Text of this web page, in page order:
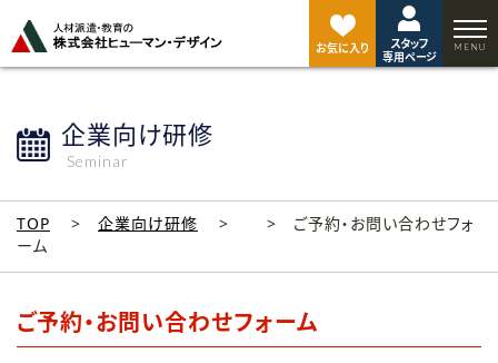
お気に入り
スタッフ
専用ページ
企業向け研修
Seminar
TOP 企業向け研修
ご予約・お問い合わせフォ
ーム
ご予約・お問い合わせフォーム
ジ
ト